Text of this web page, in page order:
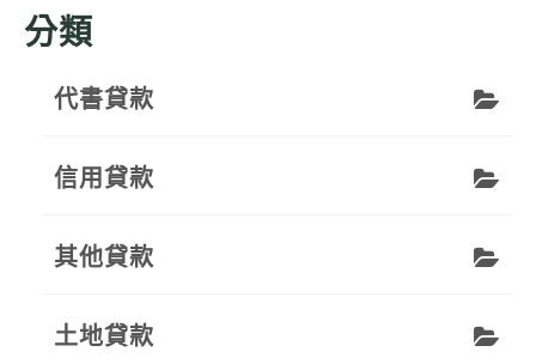
分類
代書貸款
信用貸款
其他貸款
土地貸款